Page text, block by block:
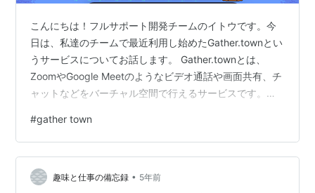
こんにちは！フルサポート開発チームのイトウです。今
日は、私達のチームで最近利用し始めたGather.townとい
うサービスについてお話します。 Gather.townとは、
ZoomやGoogle Meetのようなビデオ通話や画面共有、チ
ャットなどをバーチャル空間で行えるサービスです。
ご覧ください。）本記事では、私達のチームで実際にど
のような使い方をしているかや、実際使ってみて感じた
メリットについてご紹介したいと思います。 私達のバー
チャルオフィス こちらが私達のチームのオフィスの一部
#gather town
趣味と仕事の備忘録 • 5年前